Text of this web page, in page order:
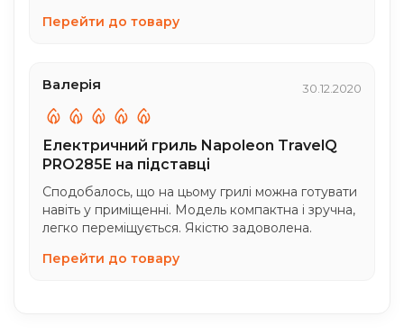
Перейти до товару
Валерія 30.12.2020
Електричний гриль Napoleon TravelQ
PRO285E на підставці
Сподобалось, що на цьому грилі можна готувати
навіть у приміщенні. Модель компактна і зручна,
легко переміщується. Якістю задоволена.
Перейти до товару